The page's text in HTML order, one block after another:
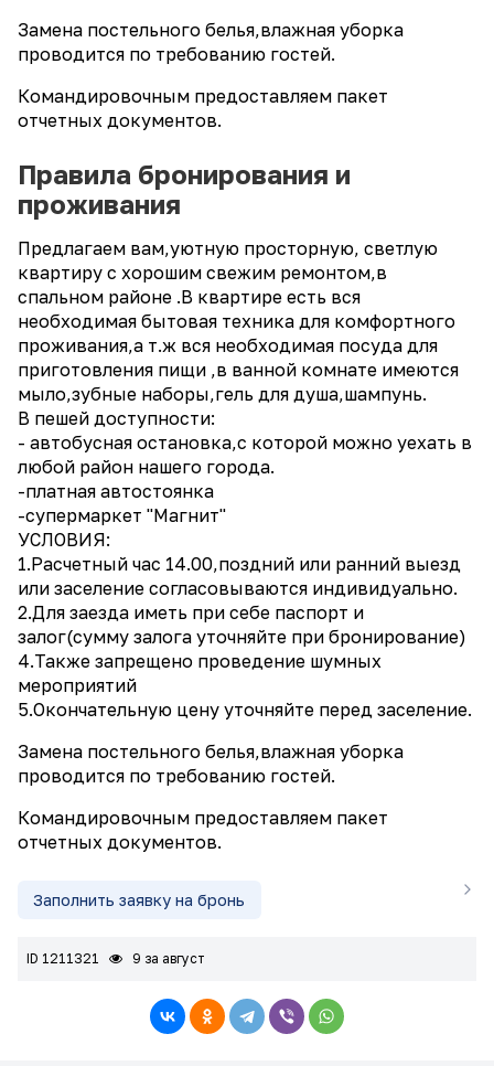
Замена постельного белья,влажная уборка
проводится по требованию гостей.
Командировочным предоставляем пакет
отчетных документов.
Правила бронирования и
проживания
Предлагаем вам,уютную просторную, светлую
квартиру с хорошим свежим ремонтом,в
спальном районе .В квартире есть вся
необходимая бытовая техника для комфортного
проживания,а т.ж вся необходимая посуда для
приготовления пищи ,в ванной комнате имеются
мыло,зубные наборы,гель для душа,шампунь.
В пешей доступности:
- автобусная остановка,с которой можно уехать в
любой район нашего города.
-платная автостоянка
-супермаркет "Магнит"
УСЛОВИЯ:
1.Расчетный час 14.00,поздний или ранний выезд
или заселение согласовываются индивидуально.
2.Для заезда иметь при себе паспорт и
залог(сумму залога уточняйте при бронирование)
4.Также запрещено проведение шумных
мероприятий
5.Окончательную цену уточняйте перед заселение.
Замена постельного белья,влажная уборка
проводится по требованию гостей.
Командировочным предоставляем пакет
отчетных документов.
Заполнить заявку на бронь
ID 1211321 9 за август